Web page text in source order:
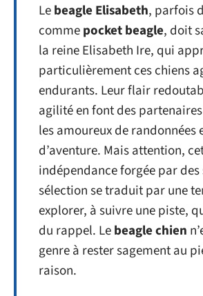
Lebeagle Elisabeth, parfois
commepocket beagle, doit
la reine Elisabeth Ire, qui
particulièrement ces chiens
endurants. Leur flair
agilité en font des
les amoureux de randonnées
d’aventure. Mais attention,
indépendance forgée par des
sélection se traduit par une
explorer, à suivre une piste,
du rappel. Lebeagle chien
genre à rester sagement au
raison.